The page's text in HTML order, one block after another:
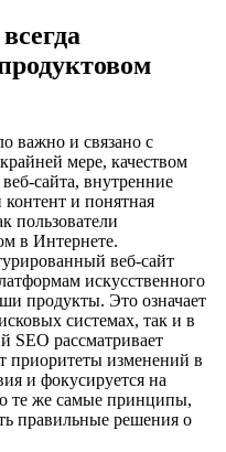
важно и связано с
мере, качеством
сайта, внутренние
и понятная
пользователи
в Интернете.
веб-сайт
искусственного
продукты. Это означает
системах, так и в
рассматривает
приоритеты изменений в
и фокусируется на
те же самые принципы,
правильные решения о